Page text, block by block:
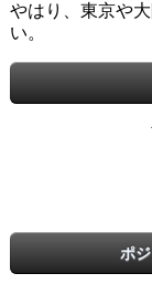
やはり、東京や
い。
ポ